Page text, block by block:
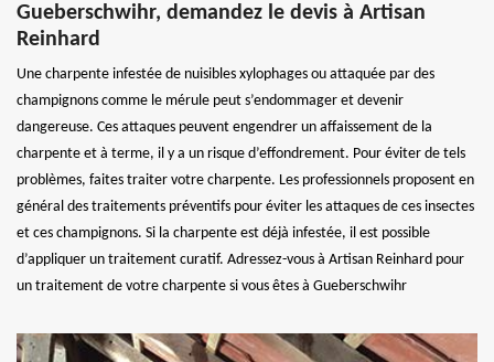
Gueberschwihr, demandez le devis à Artisan
Reinhard
Une charpente infestée de nuisibles xylophages ou attaquée par des
champignons comme le mérule peut s’endommager et devenir
dangereuse. Ces attaques peuvent engendrer un affaissement de la
charpente et à terme, il y a un risque d’effondrement. Pour éviter de tels
problèmes, faites traiter votre charpente. Les professionnels proposent en
général des traitements préventifs pour éviter les attaques de ces insectes
et ces champignons. Si la charpente est déjà infestée, il est possible
d’appliquer un traitement curatif. Adressez-vous à Artisan Reinhard pour
un traitement de votre charpente si vous êtes à Gueberschwihr